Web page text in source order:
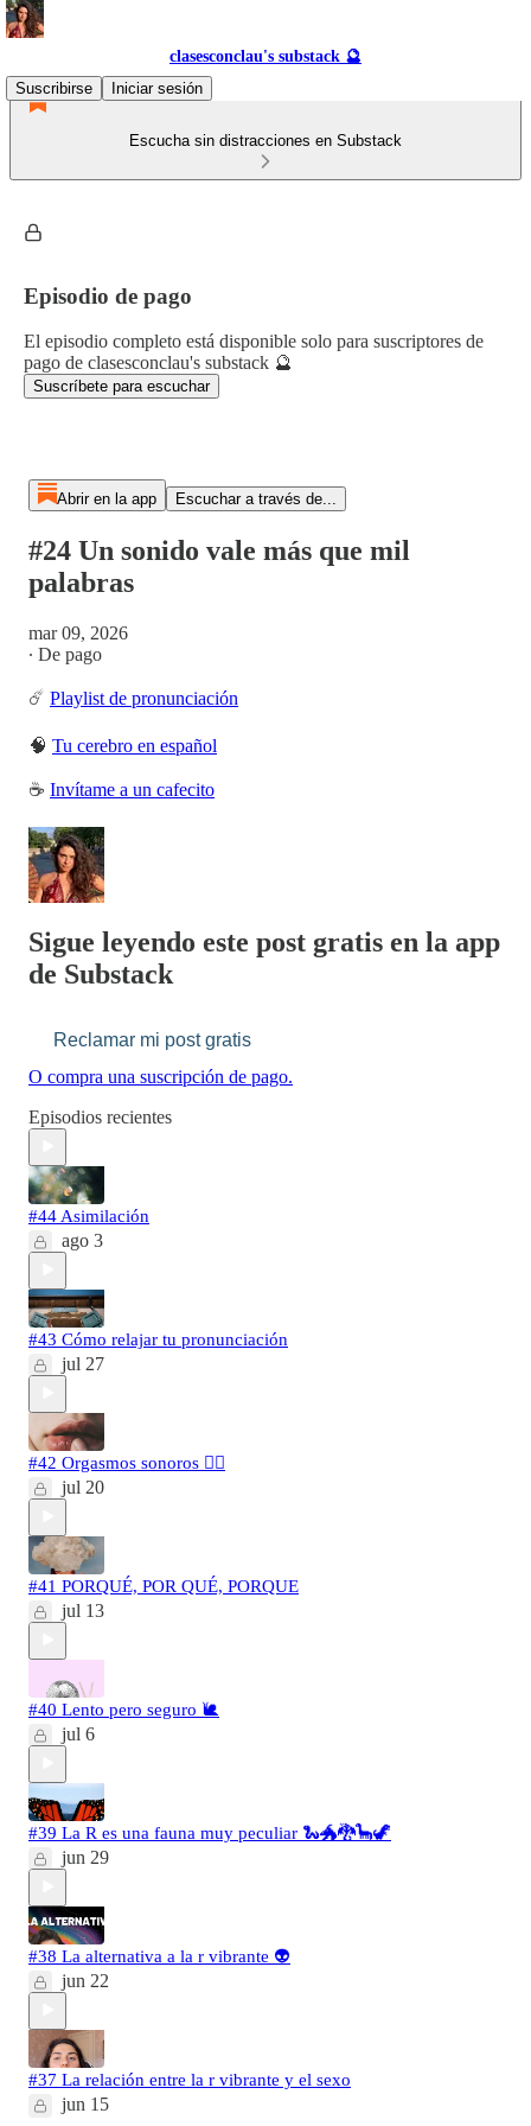
clasesconclau's substack 🔮
Suscribirse
Iniciar sesión
Escucha sin distracciones en Substack
Episodio de pago
El episodio completo está disponible solo para suscriptores de
pago de clasesconclau's substack 🔮
Suscríbete para escuchar
Abrir en la app Escuchar a través de...
#24 Un sonido vale más que mil
palabras
mar 09, 2026
∙ De pago
☄️ Playlist de pronunciación
🧠 Tu cerebro en español
☕ Invítame a un cafecito
Sigue leyendo este post gratis en la app
de Substack
Reclamar mi post gratis
O compra una suscripción de pago.
Episodios recientes
#44 Asimilación
ago 3
#43 Cómo relajar tu pronunciación
jul 27
#42 Orgasmos sonoros 🐦‍🔥
jul 20
#41 PORQUÉ, POR QUÉ, PORQUE
jul 13
#40 Lento pero seguro 🐌
jul 6
#39 La R es una fauna muy peculiar 🐍🐲🐉🦕🦖
jun 29
#38 La alternativa a la r vibrante 👽
jun 22
#37 La relación entre la r vibrante y el sexo
jun 15